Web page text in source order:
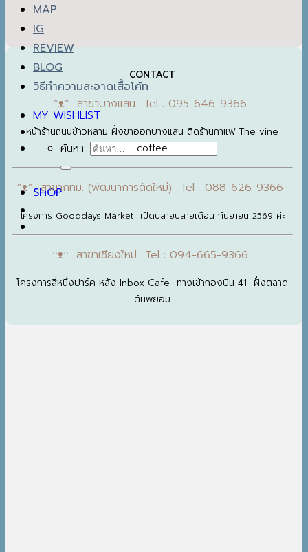
MAP
IG
REVIEW
BLOG
วิธีทำความสะอาดเสื้อโค้ท
MY WISHLIST
ค้นหา:
SHOP
CONTACT
ᵔᴥᵔ สาขาบางแสน Tel : 095-646-9366
หน้าร้านถนนข้าวหลาม ฝั่งขาออกบางแสน ติดร้านกาแฟ The vine
coffee
ᵔᴥᵔ สาขากทม. (พัฒนาการตัดใหม่) Tel : 088-626-9366
โครงการ Gooddays Market เปิดปลายปลายเดือน กันยายน 2569 ค่ะ
ᵔᴥᵔ สาขาเชียงใหม่ Tel : 094-665-9366
โครงการสี่หนึ่งปาร์ค หลัง Inbox Cafe ทางเข้ากองบิน 41 ฝั่งตลาด
ต้นพยอม